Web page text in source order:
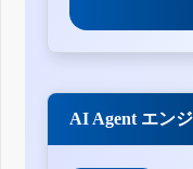
AI Agent エン